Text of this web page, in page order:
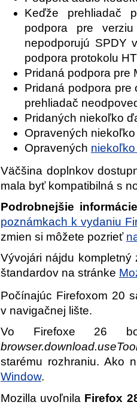
Keďže prehliadač
podpora pre
nepodporujú SPDY
podpora protokolu
Pridaná podpora pre
Pridaná podpora
prehliadač
Pridaných niekoľko
Opravených
Opravených
Väčšina doplnkov
mala byť kompatibilná s
Podrobnejšie informácie
poznámkach k vydaniu
zmien si môžete pozrieť
Vývojári nájdu
štandardov na stránke
Počínajúc Firefoxom 20
v navigačnej lište.
Vo Firefoxe 26 bol
starému rozhraniu. Ako
Window.
Mozilla uvoľnila Firefox